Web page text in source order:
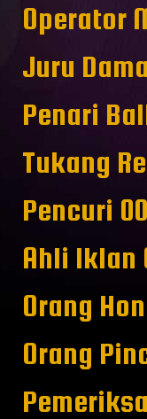
Operator
Juru
Penari
Tukang
Pencuri
Ahli Iklan
Orang
Orang